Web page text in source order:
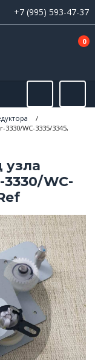
+7 (995) 593-47-37
0
/
WC-3335/3345,
узла
WC-